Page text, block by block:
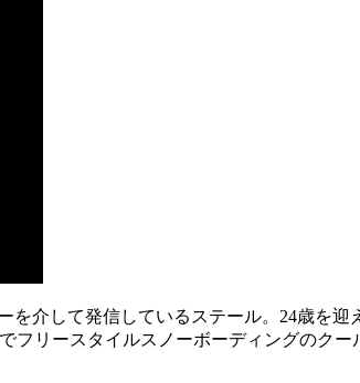
介して発信しているステール。24歳を
リースタイルスノーボーディングのクー